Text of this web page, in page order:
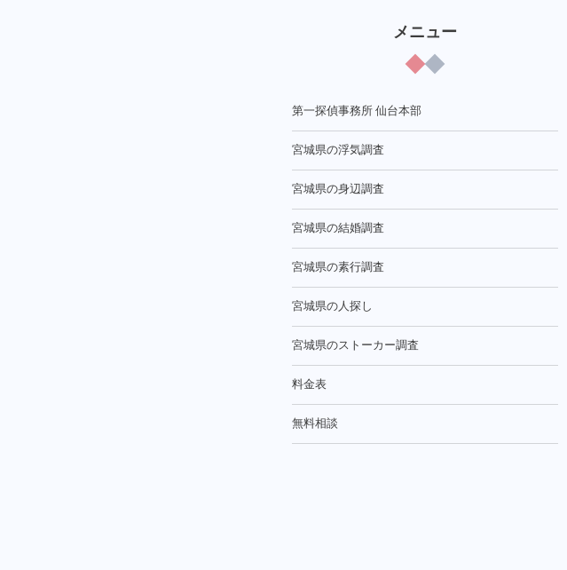
メニュー
第一探偵事務所 仙台本部
宮城県の浮気調査
宮城県の身辺調査
宮城県の結婚調査
宮城県の素行調査
宮城県の人探し
宮城県のストーカー調査
料金表
無料相談